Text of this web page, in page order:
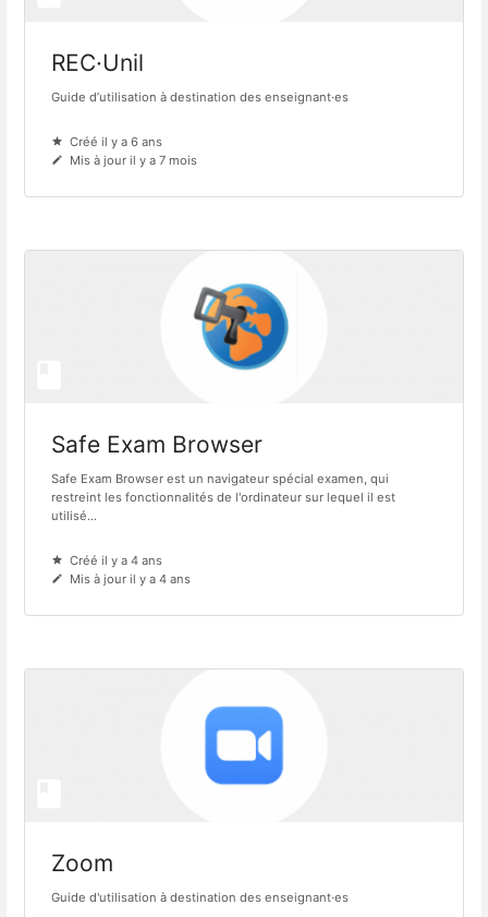
REC·Unil
Guide d’utilisation à destination des enseignant·es
Créé il y a 6 ans
Mis à jour il y a 7 mois
Safe Exam Browser
Safe Exam Browser est un navigateur spécial examen, qui
restreint les fonctionnalités de l'ordinateur sur lequel il est
utilisé...
Créé il y a 4 ans
Mis à jour il y a 4 ans
Zoom
Guide d'utilisation à destination des enseignant·es